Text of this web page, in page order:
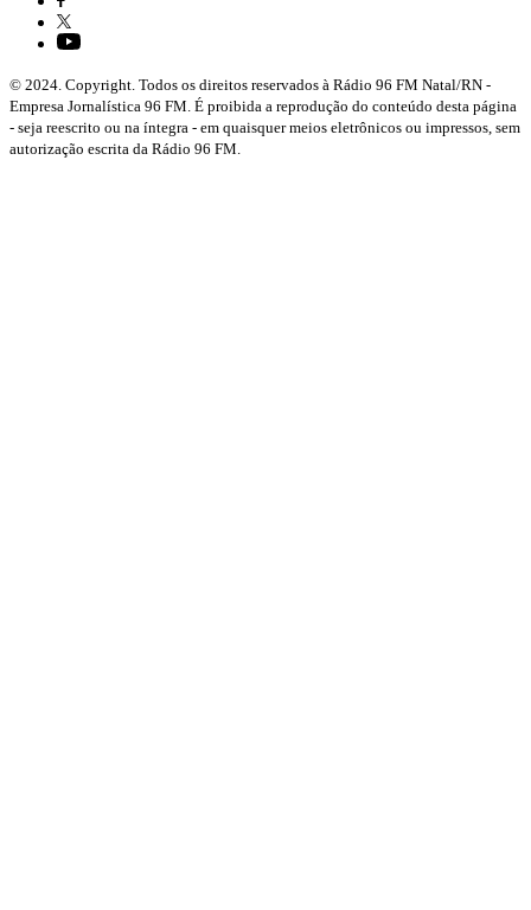
© 2024. Copyright. Todos os direitos reservados à Rádio 96 FM Natal/RN -
Empresa Jornalística 96 FM. É proibida a reprodução do conteúdo desta página
- seja reescrito ou na íntegra - em quaisquer meios eletrônicos ou impressos, sem
autorização escrita da Rádio 96 FM.